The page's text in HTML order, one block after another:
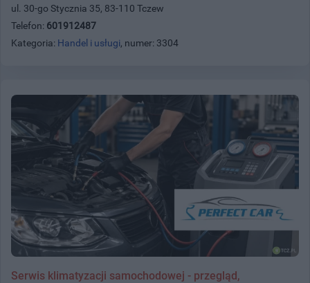
ul. 30-go Stycznia 35, 83-110 Tczew
Telefon: 601912487
Kategoria: Handel i usługi, numer: 3304
Serwis klimatyzacji samochodowej - przegląd,